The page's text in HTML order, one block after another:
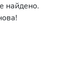
найдено.